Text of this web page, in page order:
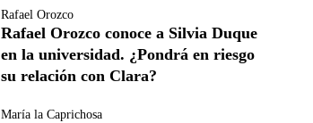
Rafael Orozco
Rafael Orozco conoce a Silvia Duque
en la universidad. ¿Pondrá en riesgo
su relación con Clara?
María la Caprichosa